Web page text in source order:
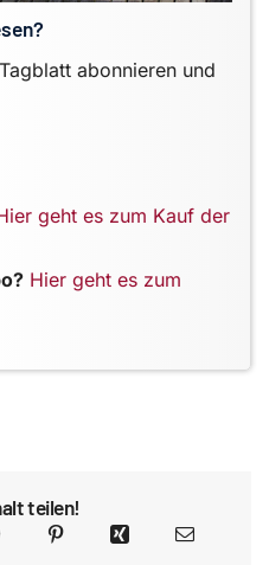
abonnieren und
geht es zum Kauf der
Hier geht es zum
teilen!